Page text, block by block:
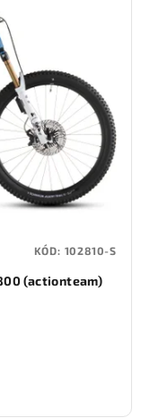
(actionteam)
KÓD: 102810-S